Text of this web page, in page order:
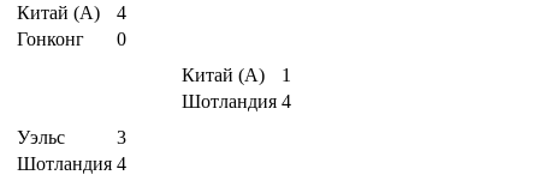
Китай (A)
4
Гонконг
0
Китай (A)
1
Шотландия 4
Уэльс
3
Шотландия 4